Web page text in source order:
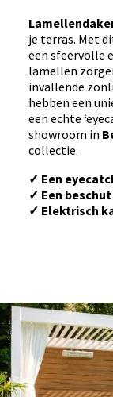
je terras. Met
een sfeervolle
lamellen
invallende
hebben een
een echte
showroom in
collectie.
✓ Een
✓ Een
✓ Elektrisch